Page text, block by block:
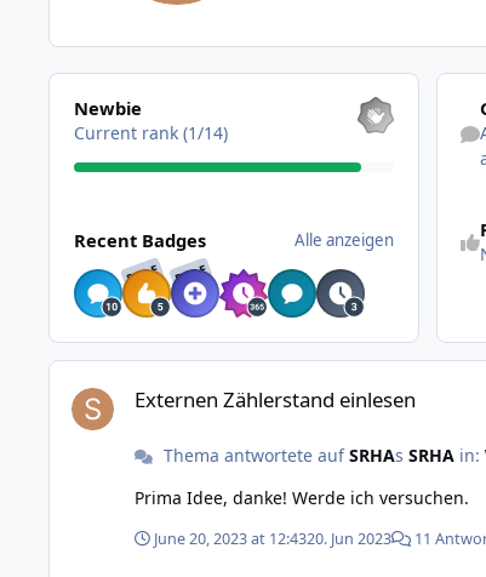
Alle anzeigen
Newbie
Current rank (1/14)
Recent Badges Alle anzeigen
RARE RARE
Externen Zählerstand einlesen
Externen Zählerstand einlesen
Thema antwortete aufSRHAs SRHAin:
Prima Idee, danke! Werde ich versuchen.
June 20, 2023 at 12:4320. Jun 2023 11